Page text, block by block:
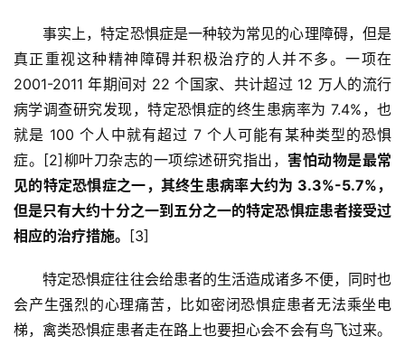
事实上，特定恐惧症是一种较为常见的心理障碍，但是
真正重视这种精神障碍并积极治疗的人并不多。一项在
2001-2011 年期间对 22 个国家、共计超过 12 万人的流行
病学调查研究发现，特定恐惧症的终生患病率为 7.4%，也
就是 100 个人中就有超过 7 个人可能有某种类型的恐惧
症。[2]柳叶刀杂志的一项综述研究指出， 害怕动物是最常
见的特定恐惧症之一，其终生患病率大约为 3.3%-5.7%，
但是只有大约十分之一到五分之一的特定恐惧症患者接受过
相应的治疗措施。
[3]
特定恐惧症往往会给患者的生活造成诸多不便，同时也
会产生强烈的心理痛苦，比如密闭恐惧症患者无法乘坐电
梯，禽类恐惧症患者走在路上也要担心会不会有鸟飞过来。